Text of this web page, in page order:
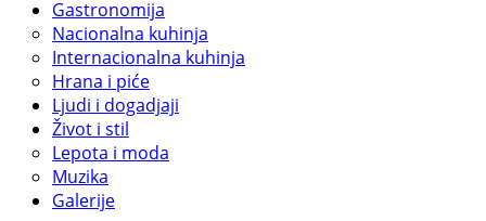
Gastronomija
Nacionalna kuhinja
Internacionalna kuhinja
Hrana i piće
Ljudi i dogadjaji
Život i stil
Lepota i moda
Muzika
Galerije